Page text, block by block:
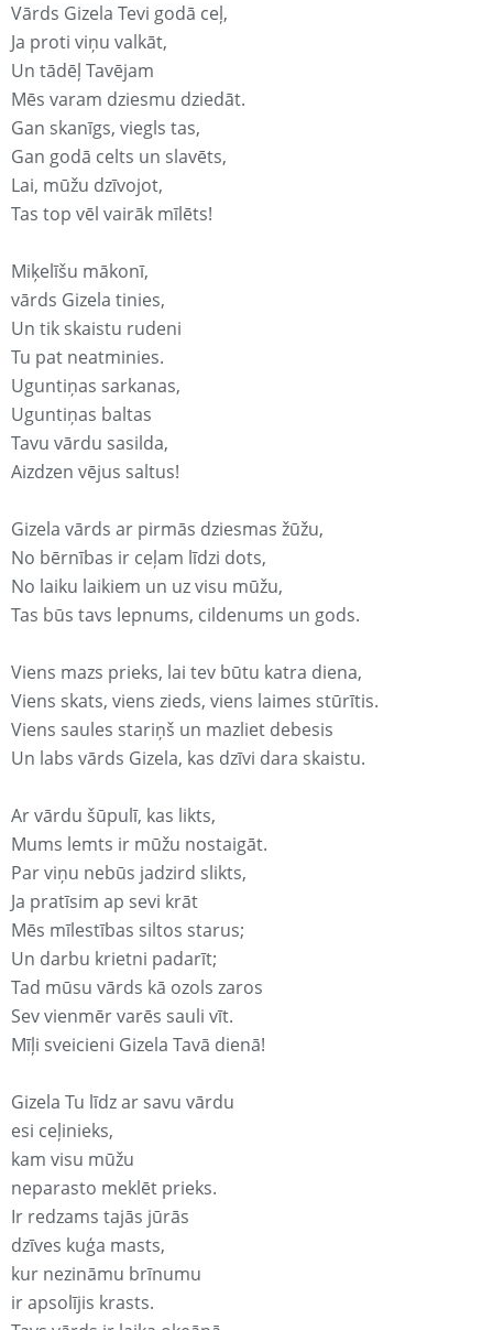
Vārds Gizela Tevi godā ceļ,
Ja proti viņu valkāt,
Un tādēļ Tavējam
Mēs varam dziesmu dziedāt.
Gan skanīgs, viegls tas,
Gan godā celts un slavēts,
Lai, mūžu dzīvojot,
Tas top vēl vairāk mīlēts!
Miķelīšu mākonī,
vārds Gizela tinies,
Un tik skaistu rudeni
Tu pat neatminies.
Uguntiņas sarkanas,
Uguntiņas baltas
Tavu vārdu sasilda,
Aizdzen vējus saltus!
Gizela vārds ar pirmās dziesmas žūžu,
No bērnības ir ceļam līdzi dots,
No laiku laikiem un uz visu mūžu,
Tas būs tavs lepnums, cildenums un gods.
Viens mazs prieks, lai tev būtu katra diena,
Viens skats, viens zieds, viens laimes stūrītis.
Viens saules stariņš un mazliet debesis
Un labs vārds Gizela, kas dzīvi dara skaistu.
Ar vārdu šūpulī, kas likts,
Mums lemts ir mūžu nostaigāt.
Par viņu nebūs jadzird slikts,
Ja pratīsim ap sevi krāt
Mēs mīlestības siltos starus;
Un darbu krietni padarīt;
Tad mūsu vārds kā ozols zaros
Sev vienmēr varēs sauli vīt.
Mīļi sveicieni Gizela Tavā dienā!
Gizela Tu līdz ar savu vārdu
esi ceļinieks,
kam visu mūžu
neparasto meklēt prieks.
Ir redzams tajās jūrās
dzīves kuģa masts,
kur nezināmu brīnumu
ir apsolījis krasts.